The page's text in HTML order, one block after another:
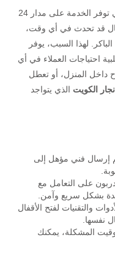
هي توفر الخدمة على مدار 24
قد تحدث في أي وقت،
لهذا السبب، يوفر
احتياجات العملاء في أي
داخل المنزل، أو تعطل
نجار الكويت الذي يتواجد
إرسال فني مؤهل إلى
على التعامل مع
بشكل سريع وآمن.
والتقنيات لفتح الأقفال
نفسها.
المشكلة، يمكنك